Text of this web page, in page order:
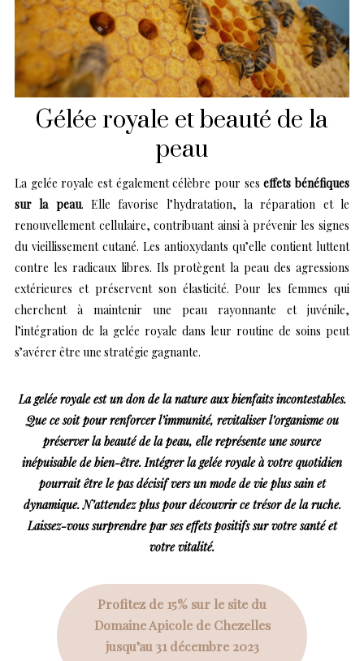
Gélée royale et beauté de la
peau
La gelée royale est également célèbre pour seseffets bénéfiques
sur la peau. Elle favorise l’hydratation, la réparation et le
renouvellement cellulaire, contribuant ainsi à prévenir les signes
du vieillissement cutané. Les antioxydants qu’elle contient luttent
contre les radicaux libres. Ils protègent la peau des agressions
extérieures et préservent son élasticité. Pour les femmes qui
cherchent à maintenir une peau rayonnante et juvénile,
l’intégration de la gelée royale dans leur routine de soins peut
s’avérer être une stratégie gagnante.
La gelée royale est un don de la nature aux bienfaits incontestables.
Que ce soit pour renforcer l’immunité, revitaliser l’organisme ou
préserver la beauté de la peau, elle représente une source
inépuisable de bien-être. Intégrer la gelée royale à votre quotidien
pourrait être le pas décisif vers un mode de vie plus sain et
dynamique. N’attendez plus pour découvrir ce trésor de la ruche.
Laissez-vous surprendre par ses effets positifs sur votre santé et
votre vitalité.
Profitez de 15% sur le site du
Domaine Apicole de Chezelles
jusqu’au 31 décembre 2023